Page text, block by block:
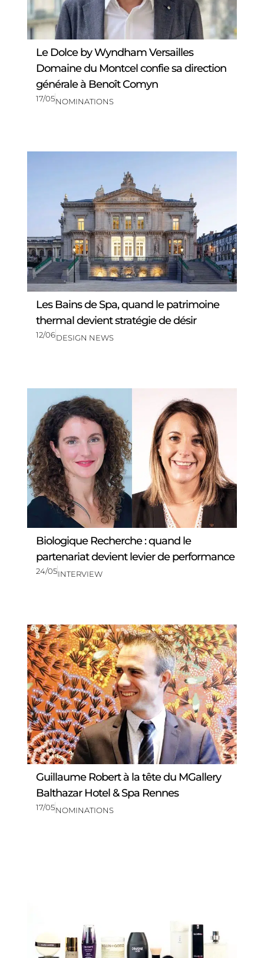
Le Dolce by Wyndham Versailles
Domaine du Montcel confie sa direction
générale à Benoît Comyn
17/05NOMINATIONS
Les Bains de Spa, quand le patrimoine
thermal devient stratégie de désir
12/06DESIGN NEWS
Biologique Recherche : quand le
partenariat devient levier de performance
24/05INTERVIEW
Guillaume Robert à la tête du MGallery
Balthazar Hotel & Spa Rennes
17/05NOMINATIONS